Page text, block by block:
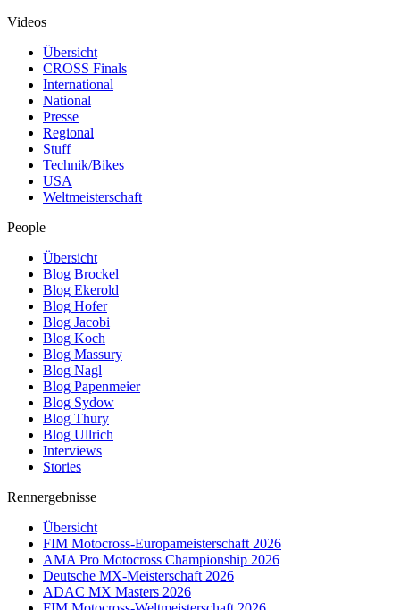
Videos
Übersicht
CROSS Finals
International
National
Presse
Regional
Stuff
Technik/Bikes
USA
Weltmeisterschaft
People
Übersicht
Blog Brockel
Blog Ekerold
Blog Hofer
Blog Jacobi
Blog Koch
Blog Massury
Blog Nagl
Blog Papenmeier
Blog Sydow
Blog Thury
Blog Ullrich
Interviews
Stories
Rennergebnisse
Übersicht
FIM Motocross-Europameisterschaft 2026
AMA Pro Motocross Championship 2026
Deutsche MX-Meisterschaft 2026
ADAC MX Masters 2026